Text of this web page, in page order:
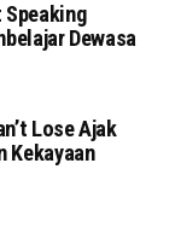
Speaking
Dewasa
Lose Ajak
Kekayaan